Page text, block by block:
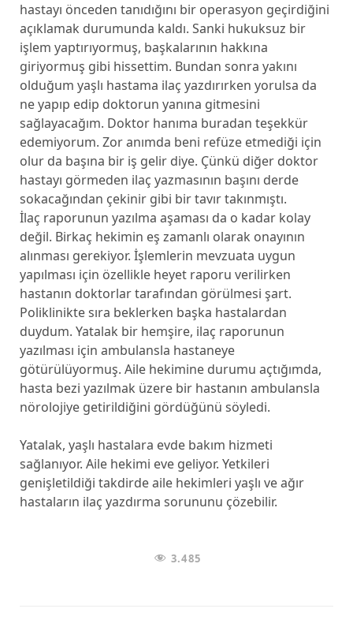
hastayı önceden tanıdığını bir operasyon geçirdiğini
açıklamak durumunda kaldı. Sanki hukuksuz bir
işlem yaptırıyormuş, başkalarının hakkına
giriyormuş gibi hissettim. Bundan sonra yakını
olduğum yaşlı hastama ilaç yazdırırken yorulsa da
ne yapıp edip doktorun yanına gitmesini
sağlayacağım. Doktor hanıma buradan teşekkür
edemiyorum. Zor anımda beni refüze etmediği için
olur da başına bir iş gelir diye. Çünkü diğer doktor
hastayı görmeden ilaç yazmasının başını derde
sokacağından çekinir gibi bir tavır takınmıştı.
İlaç raporunun yazılma aşaması da o kadar kolay
değil. Birkaç hekimin eş zamanlı olarak onayının
alınması gerekiyor. İşlemlerin mevzuata uygun
yapılması için özellikle heyet raporu verilirken
hastanın doktorlar tarafından görülmesi şart.
Poliklinikte sıra beklerken başka hastalardan
duydum. Yatalak bir hemşire, ilaç raporunun
yazılması için ambulansla hastaneye
götürülüyormuş. Aile hekimine durumu açtığımda,
hasta bezi yazılmak üzere bir hastanın ambulansla
nörolojiye getirildiğini gördüğünü söyledi.
Yatalak, yaşlı hastalara evde bakım hizmeti
sağlanıyor. Aile hekimi eve geliyor. Yetkileri
genişletildiği takdirde aile hekimleri yaşlı ve ağır
hastaların ilaç yazdırma sorununu çözebilir.
3.485